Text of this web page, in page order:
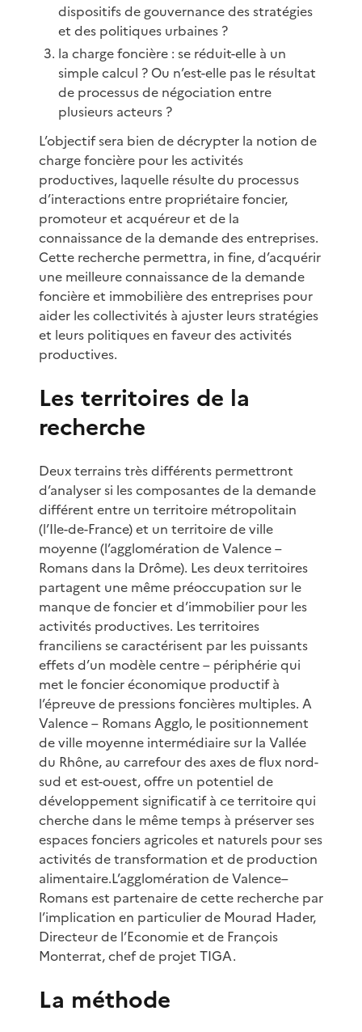
dispositifs de gouvernance des stratégies
et des politiques urbaines ?
la charge foncière : se réduit-elle à un
simple calcul ? Ou n’est-elle pas le résultat
de processus de négociation entre
plusieurs acteurs ?
L’objectif sera bien de décrypter la notion de
charge foncière pour les activités
productives, laquelle résulte du processus
d’interactions entre propriétaire foncier,
promoteur et acquéreur et de la
connaissance de la demande des entreprises.
Cette recherche permettra, in fine, d’acquérir
une meilleure connaissance de la demande
foncière et immobilière des entreprises pour
aider les collectivités à ajuster leurs stratégies
et leurs politiques en faveur des activités
productives.
Les territoires de la
recherche
Deux terrains très différents permettront
d’analyser si les composantes de la demande
différent entre un territoire métropolitain
(l’Ile-de-France) et un territoire de ville
moyenne (l’agglomération de Valence –
Romans dans la Drôme). Les deux territoires
partagent une même préoccupation sur le
manque de foncier et d’immobilier pour les
activités productives. Les territoires
franciliens se caractérisent par les puissants
effets d’un modèle centre – périphérie qui
met le foncier économique productif à
l’épreuve de pressions foncières multiples. A
Valence – Romans Agglo, le positionnement
de ville moyenne intermédiaire sur la Vallée
du Rhône, au carrefour des axes de flux nord-
sud et est-ouest, offre un potentiel de
développement significatif à ce territoire qui
cherche dans le même temps à préserver ses
espaces fonciers agricoles et naturels pour ses
activités de transformation et de production
alimentaire.L’agglomération de Valence–
Romans est partenaire de cette recherche par
l’implication en particulier de Mourad Hader,
Directeur de l’Economie et de François
Monterrat, chef de projet TIGA.
La méthode